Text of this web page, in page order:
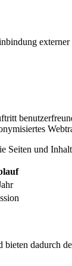
Seiten und
dadurch